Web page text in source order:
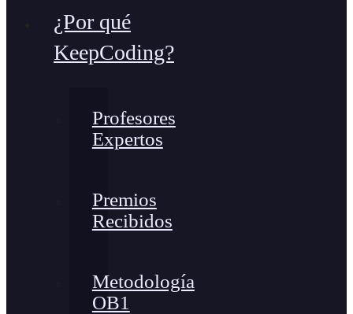
¿Por qué
KeepCoding?
Profesores
Expertos
Premios
Recibidos
Metodología
OB1